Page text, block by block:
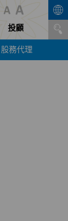
投顧
股務代理